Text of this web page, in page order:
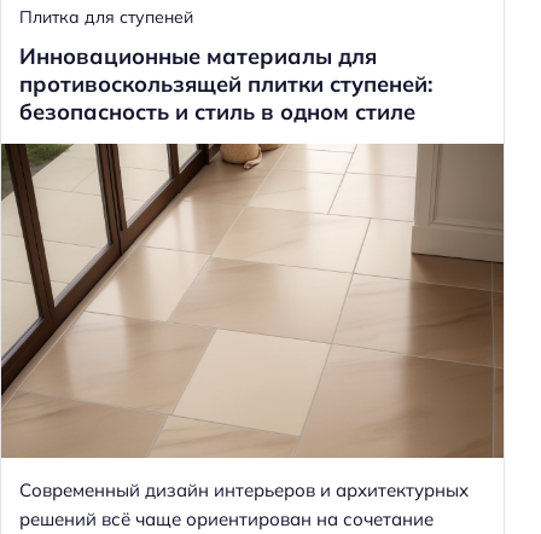
Плитка для ступеней
Инновационные материалы для
противоскользящей плитки ступеней:
безопасность и стиль в одном стиле
Современный дизайн интерьеров и архитектурных
решений всё чаще ориентирован на сочетание